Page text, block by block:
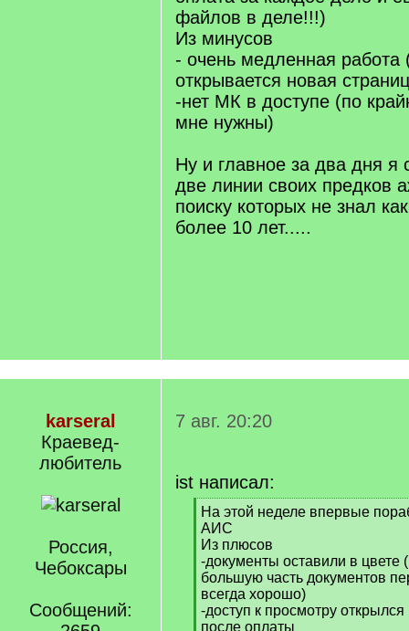
файлов в деле!!!)
Из минусов
- очень медленная работа
открывается новая
-нет МК в доступе (по
мне нужны)
Ну и главное за два дня я
две линии своих предков
поиску которых не знал
более 10 лет.....
karseral
Краевед-
любитель
Россия,
Чебоксары
Сообщений:
7 авг. 20:20
ist написал:
[
q
]
На этой неделе впервые
АИС
Из плюсов
-документы оставили в цвете
большую часть документов
всегда хорошо)
-доступ к просмотру открылся
после оплаты